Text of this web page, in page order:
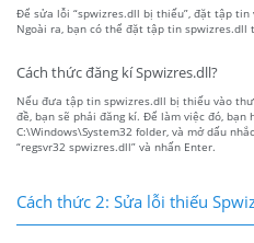
Để sửa lỗi “spwizres.dll bị thiếu”, đặt tập
Ngoài ra, bạn có thể đặt tập tin spwizres.dll
Cách thức đăng kí Spwizres.dll?
Nếu đưa tập tin spwizres.dll bị thiếu vào
đề, bạn sẽ phải đăng kí. Để làm việc đó, bạn
C:\Windows\System32 folder, và mở dấu
“regsvr32 spwizres.dll” và nhấn Enter.
Cách thức 2: Sửa lỗi thiếu